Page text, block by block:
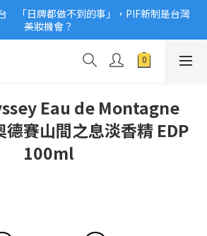
變少？PIF化妝品身分證7月上路！消費者
必懂5觀念
變少？PIF化妝品身分證7月上路！消費者
必懂5觀念
Eau de Montagne
賽山間之息淡香精 EDP
100ml